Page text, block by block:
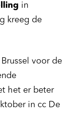
in
kreeg de
voor de
het er beter
in cc De